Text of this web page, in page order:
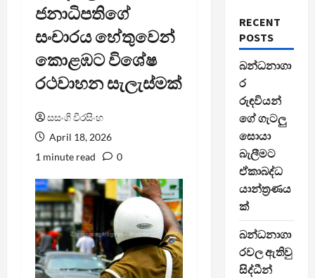
ජනාධිපතිගේ
සංචාරය හේතුවෙන්
කොළඹට විශේෂ
රථවාහන සැලැස්මක්
සසංගි වීරසිංහ
April 18, 2026
1 minute read
0
RECENT
POSTS
බන්ධනාගා
ර
රුඳවියන්
ගේ ගැටලු
සොයා
බැලීමට
ඒකාබද්ධ
යාන්ත්‍රණය
ක්
බන්ධනාගා
රවල ඇතිවු
සිද්ධීන්